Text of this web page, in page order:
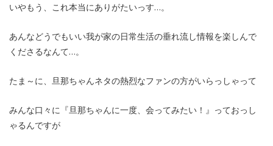
いやもう、これ本当にありがたいっす…。
あんなどうでもいい我が家の日常生活の垂れ流し情報を楽しんで
くださるなんて…。
たま～に、旦那ちゃんネタの熱烈なファンの方がいらっしゃって
みんな口々に『旦那ちゃんに一度、会ってみたい！』っておっし
ゃるんですが